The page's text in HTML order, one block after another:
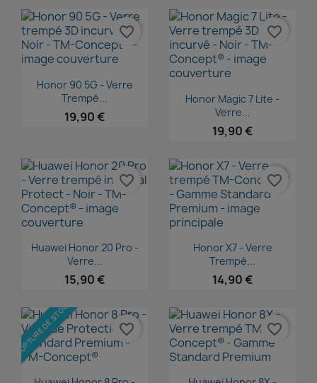
Aperçu rapide
Honor 90 5G - Verre
Trempé...
19,90 €
favorite_border
Aperçu rapide
Honor Magic 7 Lite -
Verre...
19,90 €
favorite_border
Aperçu rapide
Huawei Honor 20 Pro -
Verre...
15,90 €
favorite_border
Aperçu rapide
Honor X7 - Verre
Trempé...
14,90 €
favorite_border
Aperçu rapide
RUPTURE DE STOCK favorite_border
Aperçu rapide
favorite_border